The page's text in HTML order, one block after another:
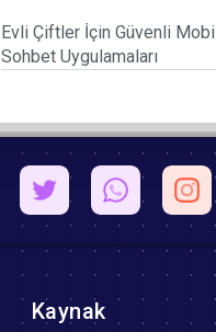
Evli Çiftler İçin Güvenli Mobil
Sohbet Uygulamaları
Kaynak